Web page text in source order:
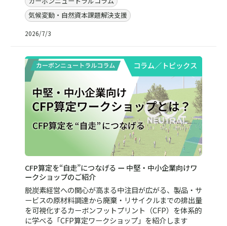
気候変動・自然資本課題解決支援
2026/7/3
コラム／トピックス
CFP算定を“自走”につなげる ー 中堅・中小企業向けワ
ークショップのご紹介
脱炭素経営への関心が高まる中注目が広がる、製品・サ
ービスの原材料調達から廃棄・リサイクルまでの排出量
を可視化するカーボンフットプリント（CFP）を体系的
に学べる「CFP算定ワークショップ」を紹介します